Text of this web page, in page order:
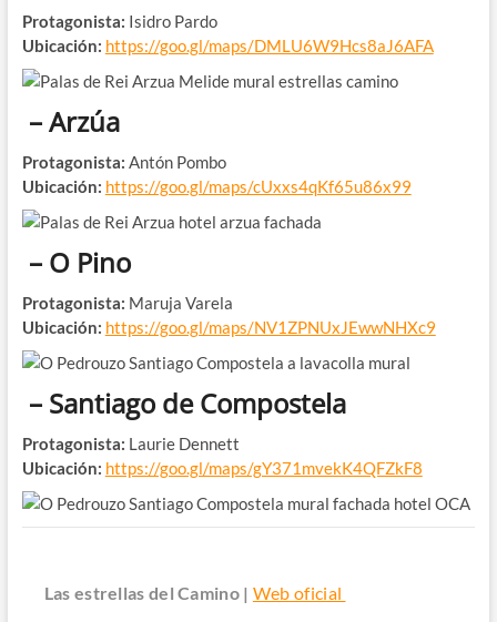
Protagonista: Isidro Pardo
Ubicación: https://goo.gl/maps/DMLU6W9Hcs8aJ6AFA
– Arzúa
Protagonista: Antón Pombo
Ubicación: https://goo.gl/maps/cUxxs4qKf65u86x99
– O Pino
Protagonista: Maruja Varela
Ubicación: https://goo.gl/maps/NV1ZPNUxJEwwNHXc9
– Santiago de Compostela
Protagonista: Laurie Dennett
Ubicación: https://goo.gl/maps/gY371mvekK4QFZkF8
Las estrellas del Camino | Web oficial